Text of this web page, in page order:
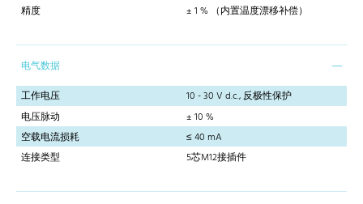
精度
± 1 % （内置温度漂移补偿）
电气数据
工作电压
10 - 30 V d.c., 反极性保护
电压脉动
± 10 %
空载电流损耗
≤ 40 mA
连接类型
5芯M12接插件